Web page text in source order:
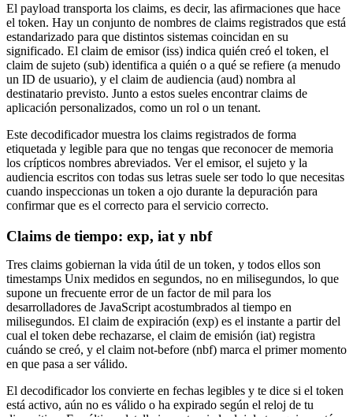
El payload transporta los claims, es decir, las afirmaciones que hace
el token. Hay un conjunto de nombres de claims registrados que está
estandarizado para que distintos sistemas coincidan en su
significado. El claim de emisor (iss) indica quién creó el token, el
claim de sujeto (sub) identifica a quién o a qué se refiere (a menudo
un ID de usuario), y el claim de audiencia (aud) nombra al
destinatario previsto. Junto a estos sueles encontrar claims de
aplicación personalizados, como un rol o un tenant.
Este decodificador muestra los claims registrados de forma
etiquetada y legible para que no tengas que reconocer de memoria
los crípticos nombres abreviados. Ver el emisor, el sujeto y la
audiencia escritos con todas sus letras suele ser todo lo que necesitas
cuando inspeccionas un token a ojo durante la depuración para
confirmar que es el correcto para el servicio correcto.
Claims de tiempo: exp, iat y nbf
Tres claims gobiernan la vida útil de un token, y todos ellos son
timestamps Unix medidos en segundos, no en milisegundos, lo que
supone un frecuente error de un factor de mil para los
desarrolladores de JavaScript acostumbrados al tiempo en
milisegundos. El claim de expiración (exp) es el instante a partir del
cual el token debe rechazarse, el claim de emisión (iat) registra
cuándo se creó, y el claim not-before (nbf) marca el primer momento
en que pasa a ser válido.
El decodificador los convierte en fechas legibles y te dice si el token
está activo, aún no es válido o ha expirado según el reloj de tu